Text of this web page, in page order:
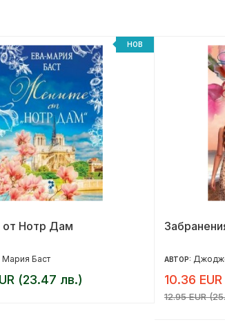
НОВ
Нотр Дам
Мария Баст
(23.47 лв.)
АВТОР:
10.36
12.95 EUR